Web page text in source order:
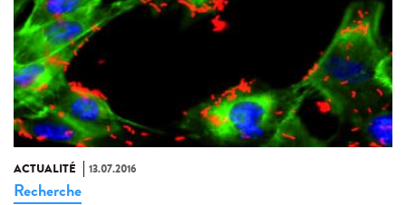
ACTUALITÉ 13.07.2016
Recherche